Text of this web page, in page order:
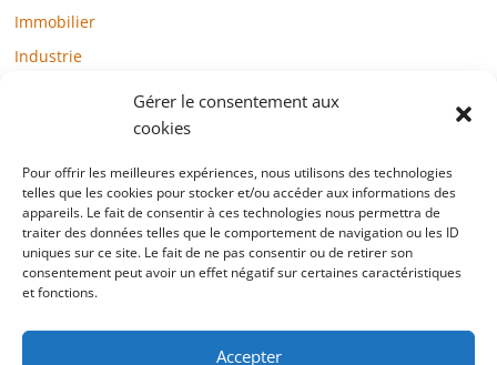
Gérer le consentement aux
cookies
Pour offrir les meilleures expériences, nous utilisons des technologies
telles que les cookies pour stocker et/ou accéder aux informations des
appareils. Le fait de consentir à ces technologies nous permettra de
traiter des données telles que le comportement de navigation ou les ID
uniques sur ce site. Le fait de ne pas consentir ou de retirer son
consentement peut avoir un effet négatif sur certaines caractéristiques
et fonctions.
Accepter
Immobilier
Industrie
Mode / Beauté / Bien-être
Santé
Société
Sports
Technologie / Internet